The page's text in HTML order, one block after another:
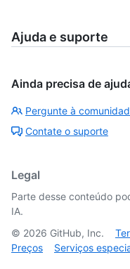
Ajuda e suporte
Ainda precisa de
Pergunte à
Contate o suporte
Legal
Parte desse conteúdo
IA.
© 2026 GitHub, Inc.
Preços
Serviços